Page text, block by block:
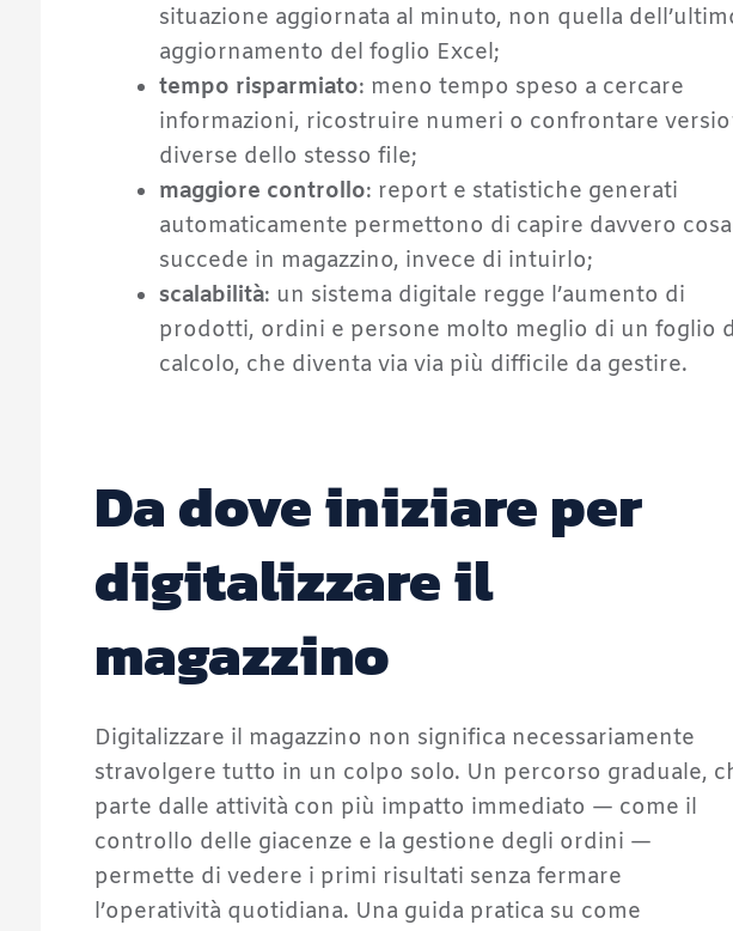
situazione aggiornata al minuto, non quella
aggiornamento del foglio Excel;
tempo risparmiato: meno tempo speso a cercare
informazioni, ricostruire numeri o confrontare
diverse dello stesso file;
maggiore controllo: report e statistiche generati
automaticamente permettono di capire davvero cosa
succede in magazzino, invece di intuirlo;
scalabilità: un sistema digitale regge l’aumento di
prodotti, ordini e persone molto meglio di un foglio
calcolo, che diventa via via più difficile da gestire.
Da dove iniziare per
digitalizzare il
magazzino
Digitalizzare il magazzino non significa necessariamente
stravolgere tutto in un colpo solo. Un percorso graduale,
parte dalle attività con più impatto immediato — come il
controllo delle giacenze e la gestione degli ordini —
permette di vedere i primi risultati senza fermare
l’operatività quotidiana. Una guida pratica su come